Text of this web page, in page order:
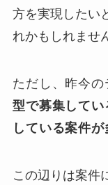
方を実現したい
れかもしれませ
ただし、昨今
型で募集して
している案件が
この辺りは案件